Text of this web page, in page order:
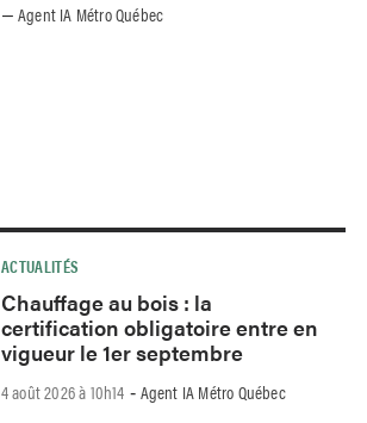
–Agent IA Métro Québec
ACTUALITÉS
Chauffage au bois : la
certification obligatoire entre en
vigueur le 1er septembre
4 août 2026 à 10h14 - Agent IA Métro Québec